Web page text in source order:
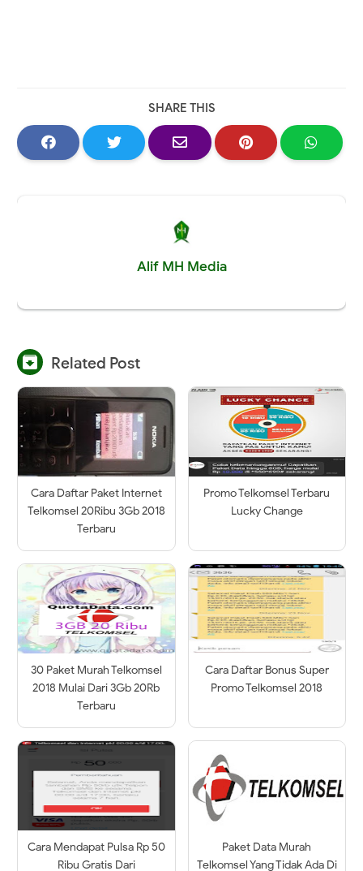
SHARE THIS
Alif MH Media
 Related Post
Cara Daftar Paket Internet
Telkomsel 20Ribu 3Gb 2018
Terbaru
Promo Telkomsel Terbaru
Lucky Change
30 Paket Murah Telkomsel
2018 Mulai Dari 3Gb 20Rb
Terbaru
Cara Daftar Bonus Super
Promo Telkomsel 2018
Cara Mendapat Pulsa Rp 50
Ribu Gratis Dari
Paket Data Murah
Telkomsel Yang Tidak Ada Di